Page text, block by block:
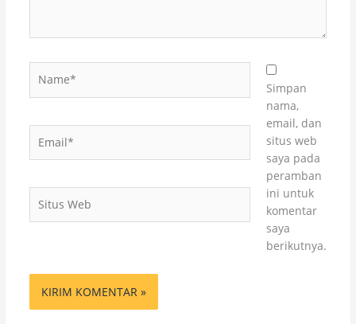
Web
Simpan
nama,
email, dan
situs web
saya pada
peramban
ini untuk
komentar
saya
berikutnya.